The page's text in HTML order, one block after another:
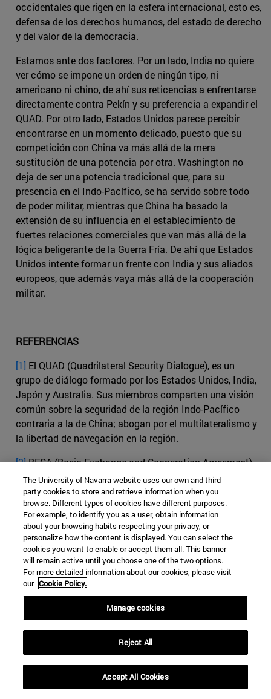
occidentales que rigen en la esfera internacional, esto es,
defensa de los derechos humanos, del estado de derecho
y del valor de la democracia.
Estamos ante dos factores. Por un lado, India no quiere
ver cómo se impone un orden de ningún tipo, ni
americano ni chino, de ahí sus reticencias a enfrentarse
directamente contra Pekín y su preferencia a expandir el
QUAD. Por otro lado, Estados Unidos parece percibir
encontrarse en un momento delicado, puesto que su
competición con China va más allá de la mera
sustitución de una potencia por otra. Washington no
deja de ser una potencia tradicional que, para su
presencia en el Indo-Pacífico, se ha servido sobre todo
de poder militar, mientras que China ha basado la
extensión de su influencia en el establecimiento de
fuertes relaciones comerciales que van más allá de la
lógica beligerante de la Guerra Fría. De ahí que Estados
Unidos intente formar un frente con India y sus aliados
europeos, que además vaya más allá de la cooperación
militar.
REFERENCIAS
[1] El QUAD (Quadrilateral Security Dialogue), es un
grupo de diálogo formado por los Estados Unidos, India,
Japón y Australia. Sus miembros comparten una visión
común sobre la seguridad de la región Indo-Pacífico
contraria a la de China; abogan por el multilateralismo y
la libertad de navegación en la región.
[2]BECA (Basic Exchange and Cooperation Agreement).
Tratado firmado por la India y Estados Unidos en
octubre de 2019 para mejorar la seguridad en la región
del Indo-Pacífico. Su objetivo es el intercambio de
sistemas de seguimiento, localización e inteligencia.
[3]Chilamkuri Raja Mohan, "Trilateral
Perspective".Chinawatch. Conecting
Thinkers..http://www.chinawatch.cn/a/202102/05/WS
60349146a310acc46eb43e2d.html
Consolidating and Rebalancing Ties,” en Tanvi
Madan, “India And The Biden Administration:
Consolidating And Rebalancing Ties”,.
The University of Navarra website uses our own and third-
party cookies to store and retrieve information when you
browse. Different types of cookies have different purposes.
For example, to identify you as a user, obtain information
about your browsing habits respecting your privacy, or
personalize how the content is displayed. You can select the
cookies you want to enable or accept them all. This banner
will remain active until you choose one of the two options.
For more detailed information about our cookies, please visit
our Cookie Policy.
Manage cookies
Reject All
Accept All Cookies